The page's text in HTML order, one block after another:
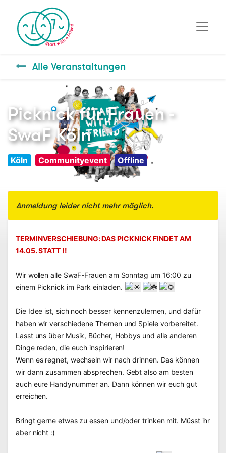
Alle Veranstaltungen
Picknick für Frauen -
SwaF Köln
Köln Communityevent Offline
Anmeldung leider nicht mehr möglich.
TERMINVERSCHIEBUNG: DAS PICKNICK FINDET AM
14.05. STATT !!
Wir wollen alle SwaF-Frauen am Sonntag um 16:00 zu
einem Picknick im Park einladen.
Die Idee ist, sich noch besser kennenzulernen, und dafür
haben wir verschiedene Themen und Spiele vorbereitet.
Lasst uns über Musik, Bücher, Hobbys und alle anderen
Dinge reden, die euch inspirieren!
Wenn es regnet, wechseln wir nach drinnen. Das können
wir dann zusammen absprechen. Gebt also am besten
auch eure Handynummer an. Dann können wir euch gut
erreichen.
Bringt gerne etwas zu essen und/oder trinken mit. Müsst ihr
aber nicht :)